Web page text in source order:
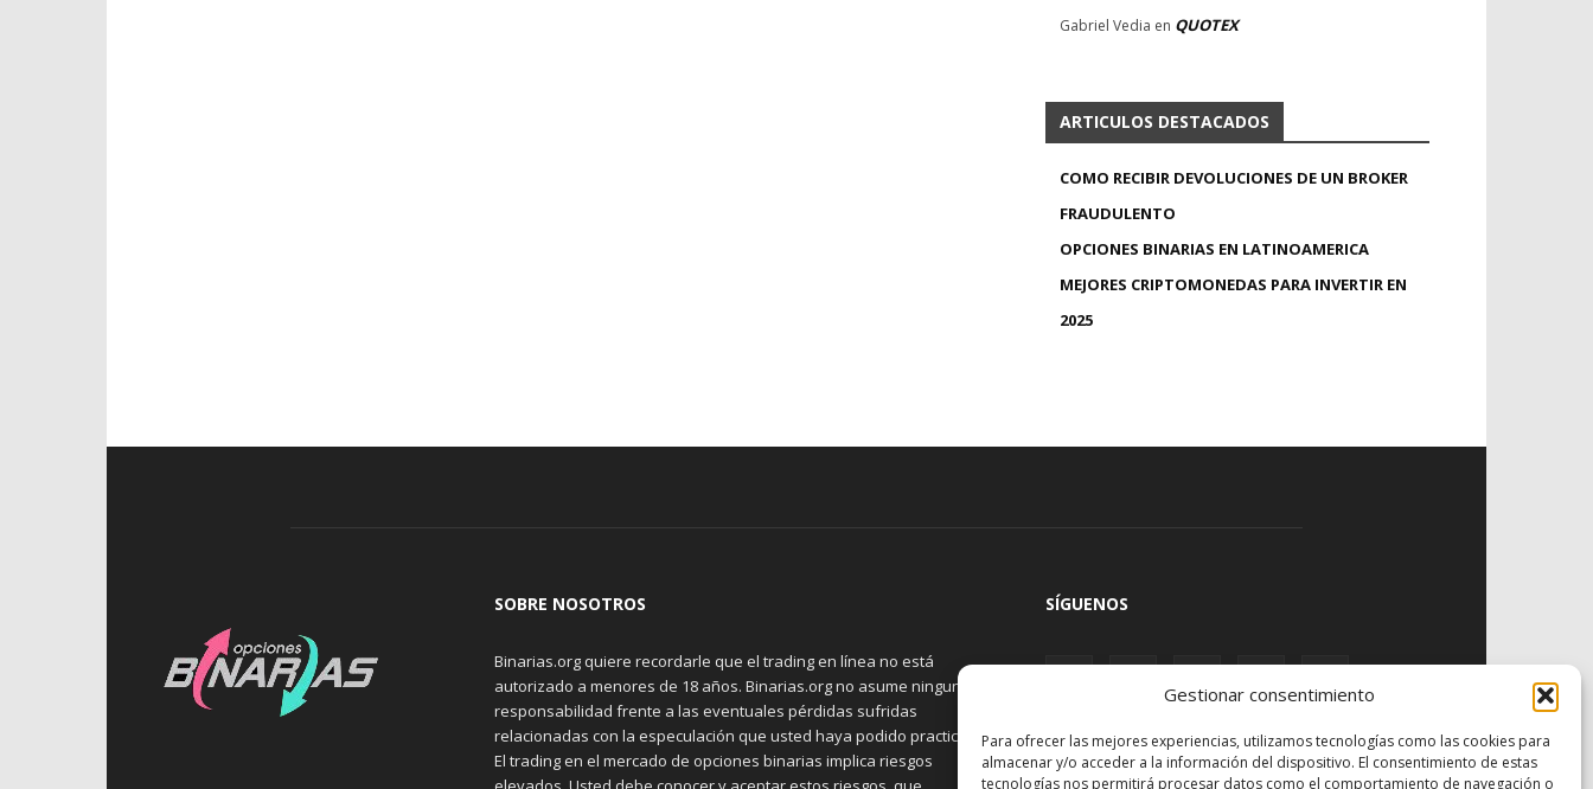
Gestionar consentimiento
Para ofrecer las mejores experiencias, utilizamos tecnologías como las cookies para
almacenar y/o acceder a la información del dispositivo. El consentimiento de estas
tecnologías nos permitirá procesar datos como el comportamiento de navegación o
Gabriel Vedia en QUOTEX
ARTICULOS DESTACADOS
COMO RECIBIR DEVOLUCIONES DE UN BROKER
FRAUDULENTO
OPCIONES BINARIAS EN LATINOAMERICA
MEJORES CRIPTOMONEDAS PARA INVERTIR EN
2025
SOBRE NOSOTROS
Binarias.org quiere recordarle que el trading en línea no está
autorizado a menores de 18 años. Binarias.org no asume ninguna
responsabilidad frente a las eventuales pérdidas sufridas
relacionadas con la especulación que usted haya podido practicar.
El trading en el mercado de opciones binarias implica riesgos
SÍGUENOS